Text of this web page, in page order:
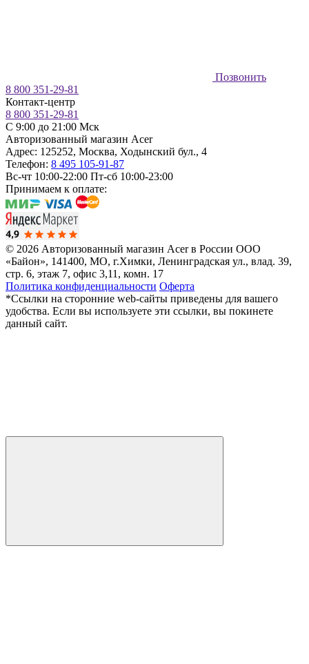
Позвонить
8 800 351-29-81
Контакт-центр
8 800 351-29-81
C 9:00 до 21:00 Мск
Авторизованный магазин Acer
Адрес: 125252, Москва, Ходынский бул., 4
Телефон: 8 495 105-91-87
Вс-чт 10:00-22:00 Пт-сб 10:00-23:00
Принимаем к оплате:
© 2026 Авторизованный магазин Acer в России ООО
«Байон», 141400, МО, г.Химки, Ленинградская ул., влад. 39,
стр. 6, этаж 7, офис 3,11, комн. 17
Политика конфиденциальности Оферта
*Ссылки на сторонние web-сайты приведены для вашего
удобства. Если вы используете эти ссылки, вы покинете
данный сайт.